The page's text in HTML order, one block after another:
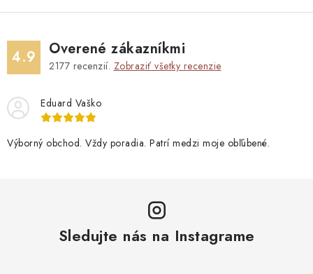
4.9 Overené zákazníkmi
2177 recenzií. Zobraziť všetky recenzie
Eduard Vaško
Výborný obchod. Vždy poradia. Patrí medzi moje obľúbené.
Sledujte nás na Instagrame